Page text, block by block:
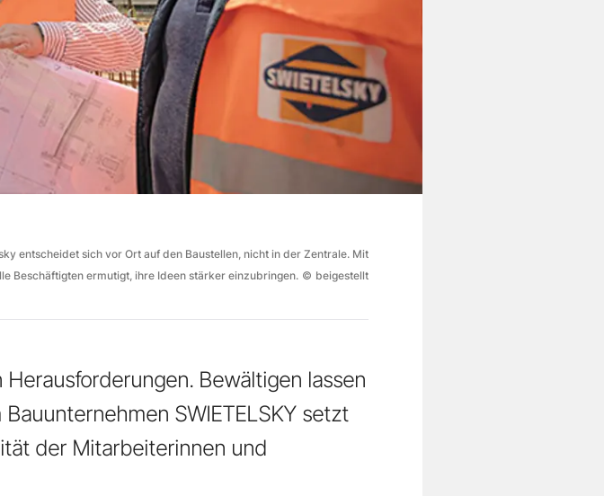
entscheidet sich vor Ort auf den Baustellen, nicht in der Zentrale. Mit
Beschäftigten ermutigt, ihre Ideen stärker einzubringen. © beigestellt
Bewältigen lassen
SWIETELSKY setzt
der Mitarbeiterinnen und